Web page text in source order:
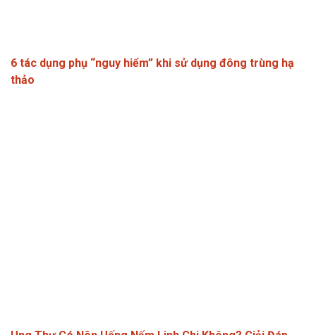
6 tác dụng phụ “nguy hiểm” khi sử dụng đông trùng hạ
thảo